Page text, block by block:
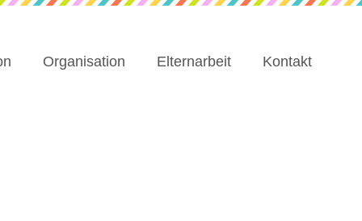
Organisation Elternarbeit Kontakt